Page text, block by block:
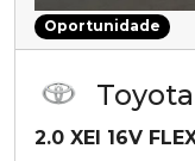
Oportunidade
Toyota
2.0 XEI 16V